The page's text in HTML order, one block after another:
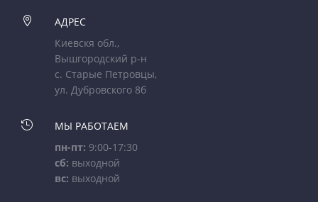

АДРЕС
Киевскя обл.,
Вышгородский р-н
с. Старые Петровцы,
ул. Дубровского 8б

МЫ РАБОТАЕМ
пн-пт: 9:00-17:30
сб: выходной
вс: выходной